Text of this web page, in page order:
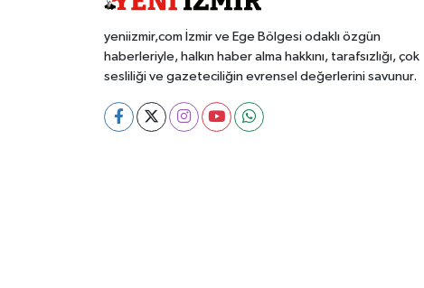
yeniizmir,com İzmir ve Ege Bölgesi odaklı özgün
haberleriyle, halkın haber alma hakkını, tarafsızlığı, çok
sesliliği ve gazeteciliğin evrensel değerlerini savunur.